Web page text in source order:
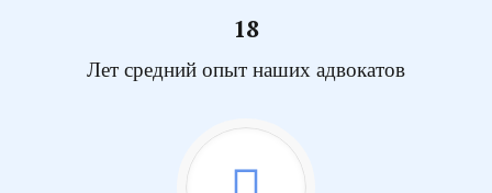
18
Лет средний опыт наших адвокатов